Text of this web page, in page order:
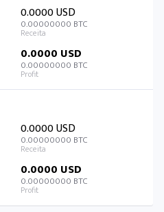
0.0000 USD
0.00000000 BTC
0.0000 USD
0.00000000 BTC
0.0000 USD
0.00000000 BTC
0.0000 USD
0.00000000 BTC